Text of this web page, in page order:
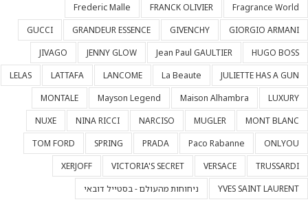
Fragrance World
FRANCK OLIVIER
Frederic Malle
GIORGIO ARMANI
GIVENCHY
GRANDEUR ESSENCE
GUCCI
HUGO BOSS
Jean Paul GAULTIER
JENNY GLOW
JIVAGO
JULIETTE HAS A GUN
La Beaute
LANCOME
LATTAFA
LELAS
LUXURY
Maison Alhambra
Mayson Legend
MONTALE
MONT BLANC
MUGLER
NARCISO
NINA RICCI
NUXE
ONLYOU
Paco Rabanne
PRADA
SPRING
TOM FORD
TRUSSARDI
VERSACE
VICTORIA'S SECRET
XERJOFF
YVES SAINT LAURENT
ניחוחות מהעולם - בסטייל דובאי